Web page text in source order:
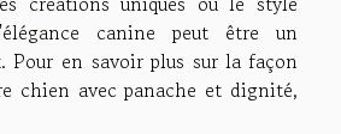
canine peut être un
Pour en savoir plus sur la façon
chien avec panache et dignité,